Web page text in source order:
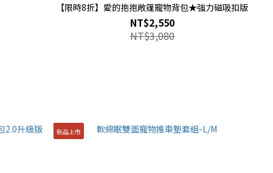
【限時8折】愛的抱抱敞篷寵物背包★強力磁吸扣版
NT$2,550
NT$3,080
新品上市